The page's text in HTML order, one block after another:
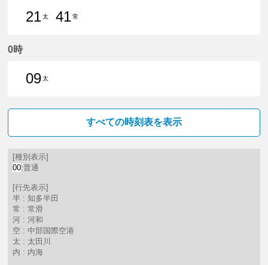
21太
41常
0時
09太
すべての時刻表を表示
[種別表示]
00:普通
[行先表示]
半 : 知多半田
常 : 常滑
河 : 河和
空 : 中部国際空港
太 : 太田川
内 : 内海